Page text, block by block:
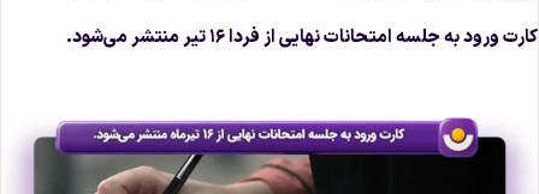
ورود به جلسه امتحانات نهایی از فردا ۱۶ تیر منتشر می‌شود.